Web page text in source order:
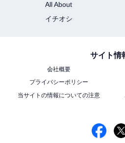
All About
イチオシ
サイト情
会社概要
プライバシーポリシー
当サイトの情報についての注意